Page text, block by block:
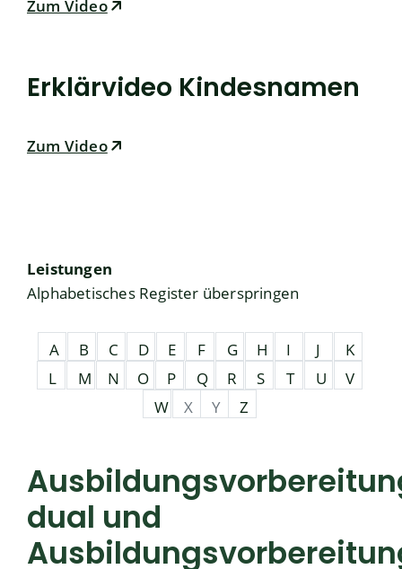
Zum Video
Erklärvideo Kindesnamen
Zum Video
Leistungen
Alphabetisches Register überspringen
A B C D E F G H I J
K
L
M N O P Q R S T U
V
W
X Y Z
dual und